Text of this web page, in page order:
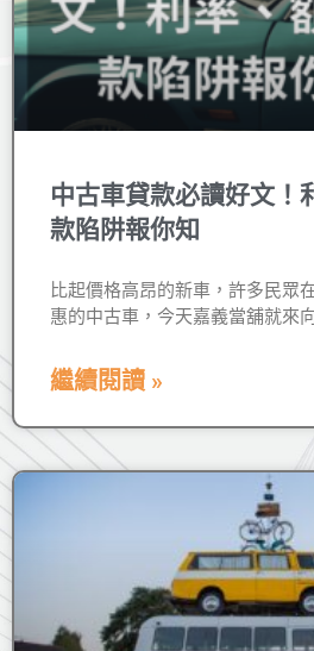
中古車貸款必讀好文！
款陷阱報你知
比起價格高昂的新車，許多民眾
惠的中古車，今天嘉義當舖就來
繼續閱讀 »